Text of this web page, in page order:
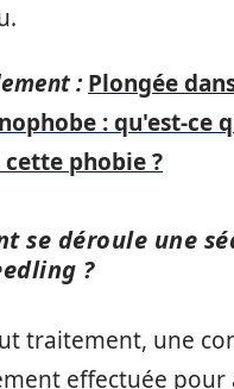
: Plongée
: qu'est-ce
phobie ?
se déroule une
?
traitement, une
effectuée pour